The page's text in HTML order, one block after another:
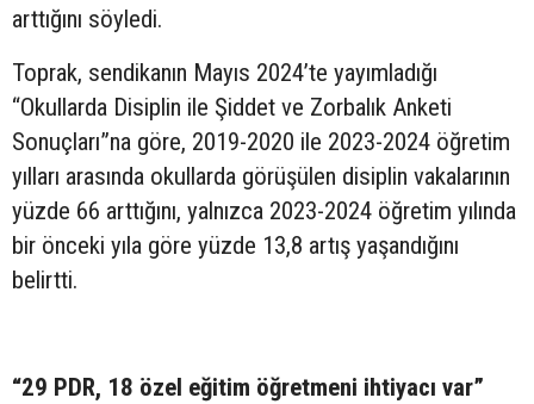
arttığını söyledi.
Toprak, sendikanın Mayıs 2024’te yayımladığı
“Okullarda Disiplin ile Şiddet ve Zorbalık Anketi
Sonuçları”na göre, 2019-2020 ile 2023-2024 öğretim
yılları arasında okullarda görüşülen disiplin vakalarının
yüzde 66 arttığını, yalnızca 2023-2024 öğretim yılında
bir önceki yıla göre yüzde 13,8 artış yaşandığını
belirtti.
“29 PDR, 18 özel eğitim öğretmeni ihtiyacı var”